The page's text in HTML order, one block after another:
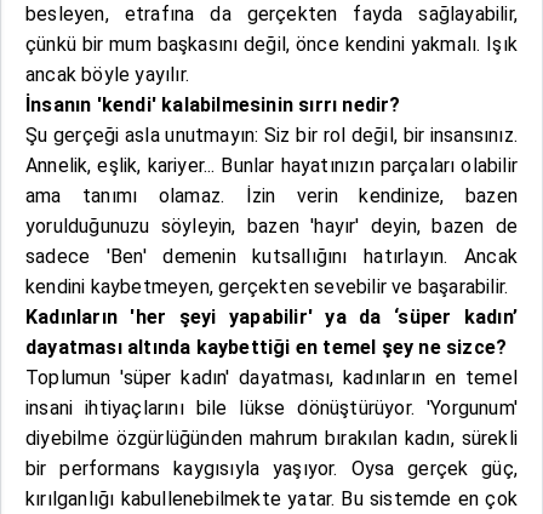
besleyen, etrafına da gerçekten fayda sağlayabilir,
çünkü bir mum başkasını değil, önce kendini yakmalı. Işık
ancak böyle yayılır.
İnsanın 'kendi' kalabilmesinin sırrı nedir?
Şu gerçeği asla unutmayın: Siz bir rol değil, bir insansınız.
Annelik, eşlik, kariyer... Bunlar hayatınızın parçaları olabilir
ama tanımı olamaz. İzin verin kendinize, bazen
yorulduğunuzu söyleyin, bazen 'hayır' deyin, bazen de
sadece 'Ben' demenin kutsallığını hatırlayın. Ancak
kendini kaybetmeyen, gerçekten sevebilir ve başarabilir.
Kadınların 'her şeyi yapabilir' ya da ‘süper kadın’
dayatması altında kaybettiği en temel şey ne sizce?
Toplumun 'süper kadın' dayatması, kadınların en temel
insani ihtiyaçlarını bile lükse dönüştürüyor. 'Yorgunum'
diyebilme özgürlüğünden mahrum bırakılan kadın, sürekli
bir performans kaygısıyla yaşıyor. Oysa gerçek güç,
kırılganlığı kabullenebilmekte yatar. Bu sistemde en çok